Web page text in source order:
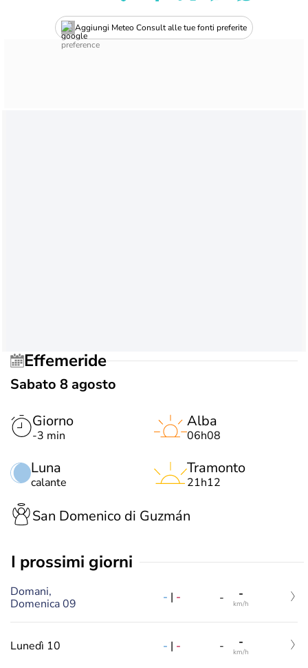
Aggiungi Meteo Consult alle tue fonti preferite
Effemeride
Sabato 8 agosto
Giorno
-3 min
Luna
calante
Alba
06h08
Tramonto
21h12
San Domenico di Guzmán
i prossimi giorni
Domani,
Domenica 09
- | - - -
km/h
Lunedì 10 - | - - -
km/h